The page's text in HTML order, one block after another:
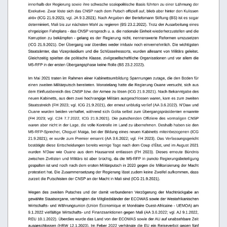
innerhalb der Regierung sowie ihre schwache soziopolitische Basis führten zu einer Lähmung der
Exekutive. Zwar löste sich das CNSP nach dem Putsch offiziell auf, blieb aber hinter den Kulissen
aktiv (ICG 21.9.2021; vgl. JA 9.3.2021). Nach Angaben der Bertelsmann Stiftung (BS) ist es sogar
determiniert, Mali bis zur nächsten Wahl zu regieren (BS 23.2.2022). Trotz der Ausarbeitung eines
ehrgeizigen Fahrplans - das CNSP versprach u. a. die nationale Einheit wiederherzustellen und die
Korruption zu bekämpfen - gelang es der Regierung nicht, nennenswerte Reformen umzusetzen
(ICG 21.9.2021). Der Übergang war überdies weder inklusiv noch einvernehmlich. Die wichtigsten
Staatsämter, das Vizepräsidium und die Schlüsselressorts, wurden allesamt von Militärs geleitet.
Gleichzeitig spielten die politische Klasse, zivilgesellschaftliche Organisationen und vor allem die
M5-RFP in der ersten Übergangsphase keine Rolle (BS 23.2.2022).
Im Mai 2021 traten im Rahmen einer Kabinettsumbildung Spannungen zutage, die den Boden für
einen zweiten Militärputsch bereiteten. Monatelang hatte die Regierung Ouane versucht, sich aus
dem Einflussbereich des CNSP bzw. der Armee zu lösen (ICG 21.9.2021). Nach Bekanntgabe des
neuen Kabinetts, aus dem zwei hochrangige Militärs ausgeschlossen waren, kam es zum zweiten
Staatsstreich (FH 2023; vgl. ICG 21.9.2021), der erneut unblutig verlief (AA 3.6.2022). N’Daw und
Ouane wurden beiden verhaftet, während sich  Goïta selbst zum Übergangspräsidenten ernannte
(FH 2023; vgl. C24 7.7.2022, ICG 21.9.2021). Die putschenden Offiziere des vormaligen CNSP
waren aber nicht in der Lage, die volle Kontrolle im Land zu übernehmen. Deshalb haben sie den
M5-RFP-Sprecher, Choguel Maïga, bei der Bildung eines neuen Kabinetts miteinbezogenen (ICG
21.9.2021); er wurde zum Premier ernannt (AA 3.6.2022; vgl. FH 2023). Das Verfassungsgericht
bestätigte diese Entscheidungen bereits wenige Tage nach dem Coup d’État, und im August 2021
wurden   N’Daw   wie   Ouane   aus   dem   Hausarrest   entlassen   (FH   2023).   Dieses   erneute   Bündnis
zwischen Zivilisten und Militärs ist aber brüchig, da die M5-RFP in puncto Regierungsbeteiligung
gespalten ist und noch nach dem ersten Militärputsch in 2020 gegen die Militarisierung der Macht
protestiert hat. Die Zusammensetzung der Regierung lässt zudem keine Zweifel aufkommen, dass
zurzeit die Putschisten der CNSP an der Macht in Mali sind (ICG 21.9.2021).
Wegen  des   zweiten   Putsches   und   der   damit   verbundenen   Verzögerung   der   Machtrückgabe   an
gewählte Staatsorgane, verhängten die Mitgliedsländer der ECOWAS sowie der Westafrikanischen
Wirtschafts- und Währungsunion (Union Économique et Monétaire Ouest-Africaine - UEMOA) am
9.1.2022 vielfältige Wirtschafts- und Finanzsanktionen gegen Mali (AA 3.6.2022; vgl. AJ 9.1.2022,
REU 10.1.2022). Überdies wurde das Land von der ECOWAS sowie der AU auf unabsehbare Zeit